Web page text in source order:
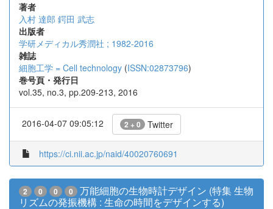
著者
入村 達郎 鍔田 武志
出版者
学研メディカル秀潤社 ; 1982-2016
雑誌
細胞工学 = Cell technology (ISSN:02873796)
巻号頁・発行日
vol.35, no.3, pp.209-213, 2016
2016-04-07 09:05:12 2 + 0 Twitter
https://ci.nii.ac.jp/naid/40020760691
2 0 0 0
万能細胞の生物時計デザイン (特集 生物
リズムの発振機構 : 生命の時間をデザインする)